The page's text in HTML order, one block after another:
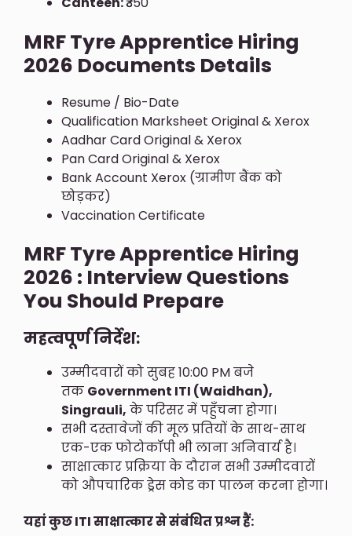
MRF Tyre Apprentice Hiring
2026 Documents Details
Resume / Bio-Date
Qualification Marksheet Original & Xerox
Aadhar Card Original & Xerox
Pan Card Original & Xerox
Bank Account Xerox (ग्रामीण बैंक को
छोड़कर)
Vaccination Certificate
MRF Tyre Apprentice Hiring
2026 : Interview Questions
You Should Prepare
महत्वपूर्ण निर्देश:
उम्मीदवारों को सुबह 10:00 PM बजे
तक Government ITI (Waidhan),
Singrauli, के परिसर में पहुँचना होगा।
सभी दस्तावेजों की मूल प्रतियों के साथ-साथ
एक-एक फोटोकॉपी भी लाना अनिवार्य है।
साक्षात्कार प्रक्रिया के दौरान सभी उम्मीदवारों
को औपचारिक ड्रेस कोड का पालन करना होगा।
यहां कुछ ITI साक्षात्कार से संबंधित प्रश्न हैं: